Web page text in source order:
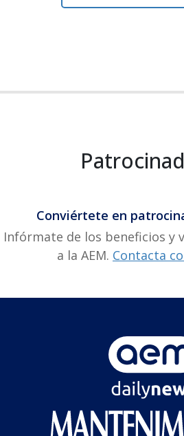
Conviértete en
Infórmate de los beneficios y
a la AEM. Contacta